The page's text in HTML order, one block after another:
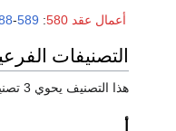
أعمال عقد 580
:
-589
التصنيفات
هذا التصنيف يحوي 3 تصنيفات فرعية، من إجمالي 3.